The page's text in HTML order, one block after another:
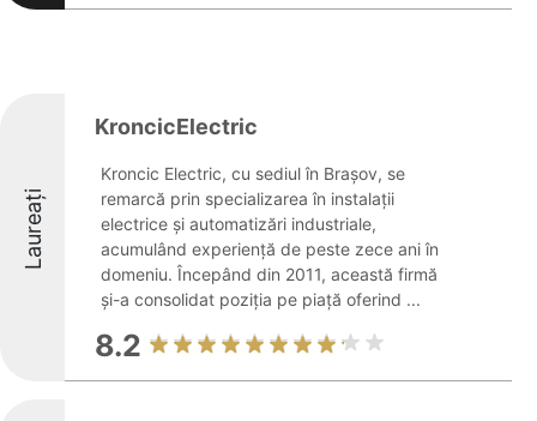
Laureați
KroncicElectric
Kroncic Electric, cu sediul în Brașov, se
remarcă prin specializarea în instalații
electrice și automatizări industriale,
acumulând experiență de peste zece ani în
domeniu. Începând din 2011, această firmă
și-a consolidat poziția pe piață oferind ...
8.2